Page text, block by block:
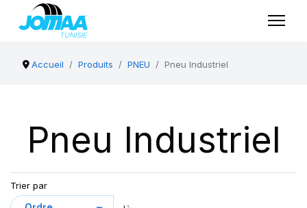
Accueil Produits PNEU Pneu Industriel
Pneu Industriel
Trier par